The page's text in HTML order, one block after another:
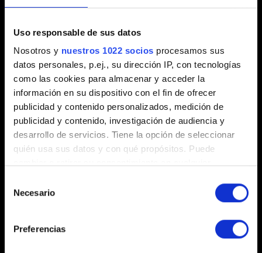
Uso responsable de sus datos
Nosotros y nuestros 1022 socios procesamos sus
datos personales, p.ej., su dirección IP, con tecnologías
como las cookies para almacenar y acceder la
información en su dispositivo con el fin de ofrecer
publicidad y contenido personalizados, medición de
publicidad y contenido, investigación de audiencia y
desarrollo de servicios. Tiene la opción de seleccionar
quién usa sus datos y con qué propósitos. Puede
el Menú de consentimiento.
Recopilar información sobre su ubicación
Necesario
Preferencias
Ve aBETASy selecciona1_63_legacy_patch. El
Para volver a la versión más reciente del juego, solo
tienes que seguir los mismos pasos y seleccionar
Ningunaen el menú deBETAS.
GOG
Ve a la secciónInstaladoen GOG Galaxy.
Haz clic derecho en
Cyberpunk 2077
Cambia
versión que desees y pulsa